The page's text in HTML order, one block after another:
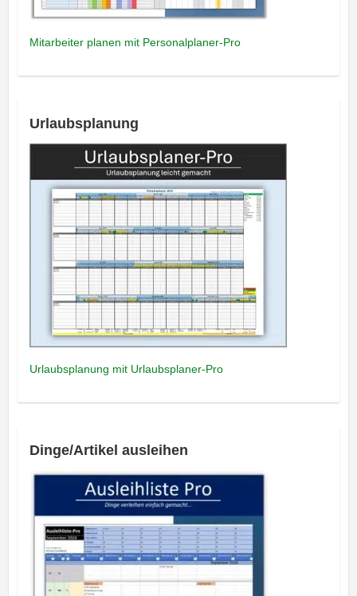
Mitarbeiter planen mit Personalplaner-Pro
Urlaubsplanung
Urlaubsplanung mit Urlaubsplaner-Pro
Dinge/Artikel ausleihen